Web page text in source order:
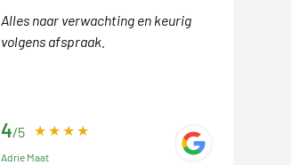
Alles naar verwachting en keurig
volgens afspraak.
4/5
Adrie Maat